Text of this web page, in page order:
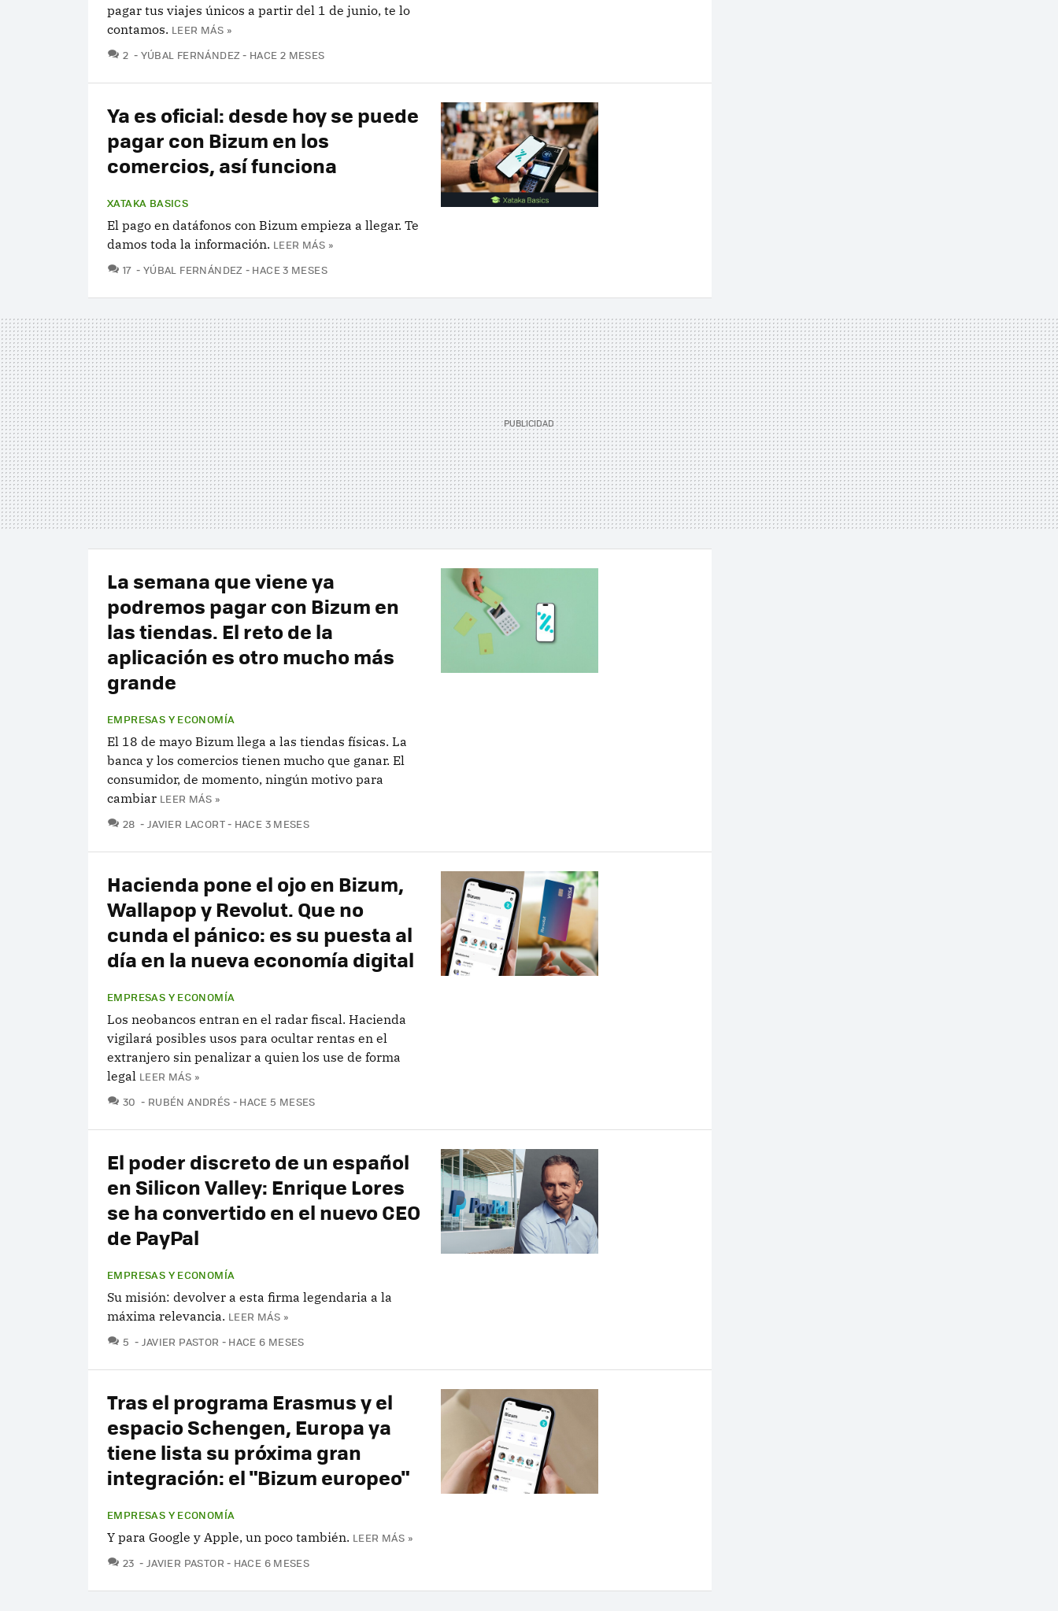
pagar tus viajes únicos a partir del 1 de junio, te lo
contamos. LEER MÁS »
2 COMENTARIOS
YÚBAL FERNÁNDEZ HACE 2 MESES
Ya es oficial: desde hoy se puede
pagar con Bizum en los
comercios, así funciona
XATAKA BASICS
El pago en datáfonos con Bizum empieza a llegar. Te
damos toda la información. LEER MÁS »
17 COMENTARIOS
YÚBAL FERNÁNDEZ HACE 3 MESES
La semana que viene ya
podremos pagar con Bizum en
las tiendas. El reto de la
aplicación es otro mucho más
grande
EMPRESAS Y ECONOMÍA
El 18 de mayo Bizum llega a las tiendas físicas. La
banca y los comercios tienen mucho que ganar. El
consumidor, de momento, ningún motivo para
cambiar LEER MÁS »
28 COMENTARIOS
JAVIER LACORT HACE 3 MESES
Hacienda pone el ojo en Bizum,
Wallapop y Revolut. Que no
cunda el pánico: es su puesta al
día en la nueva economía digital
EMPRESAS Y ECONOMÍA
Los neobancos entran en el radar fiscal. Hacienda
vigilará posibles usos para ocultar rentas en el
extranjero sin penalizar a quien los use de forma
legal LEER MÁS »
30 COMENTARIOS
RUBÉN ANDRÉS HACE 5 MESES
El poder discreto de un español
en Silicon Valley: Enrique Lores
se ha convertido en el nuevo CEO
de PayPal
EMPRESAS Y ECONOMÍA
Su misión: devolver a esta firma legendaria a la
máxima relevancia. LEER MÁS »
5 COMENTARIOS
JAVIER PASTOR HACE 6 MESES
Tras el programa Erasmus y el
espacio Schengen, Europa ya
tiene lista su próxima gran
integración: el "Bizum europeo"
EMPRESAS Y ECONOMÍA
Y para Google y Apple, un poco también. LEER MÁS »
23 COMENTARIOS
JAVIER PASTOR HACE 6 MESES